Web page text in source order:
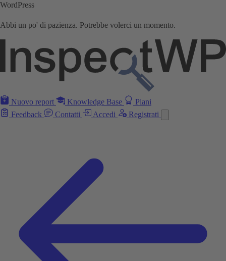
WordPress
Abbi un po' di pazienza. Potrebbe volerci un momento.
Nuovo report Knowledge Base
Piani
Feedback
Contatti Accedi Registrati